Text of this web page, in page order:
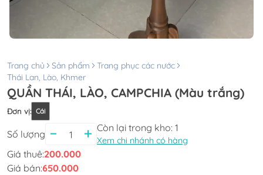
Trang chủ Sản phẩm
Trang phục các nước
Thái Lan, Lào, Khmer
QUẦN THÁI, LÀO, CAMPCHIA (Màu trắng)
Đơn vị: Cái
Số lượng
Còn lại trong kho: 1
Xem chi nhánh có hàng
Giá thuê:200.000
Giá bán:650.000